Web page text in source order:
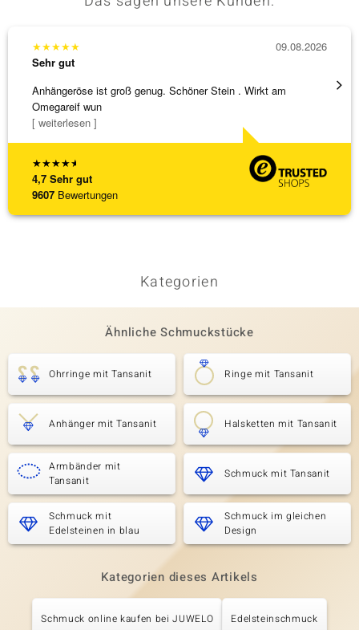
★★★★★
4,7 Sehr gut
9607 Bewertungen
★★★★★
Sehr gut
Anhängeröse ist groß genug. Schöner Stein . Wirkt am
Omegareif wun
[ weiterlesen ]
09.08.2026
3 x
Kategorien
Ähnliche Schmuckstücke
Ohrringe mit Tansanit Ringe mit Tansanit
Anhänger mit Tansanit Halsketten mit Tansanit
Armbänder mit
Tansanit
Schmuck mit Tansanit
Schmuck mit
Edelsteinen in blau
Schmuck im gleichen
Design
Kategorien dieses Artikels
Schmuck online kaufen bei JUWELO Edelsteinschmuck